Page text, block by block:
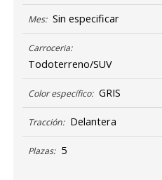
Mes: Sin especificar
Carroceria:
Todoterreno/SUV
Color específico: GRIS
Tracción: Delantera
Plazas: 5